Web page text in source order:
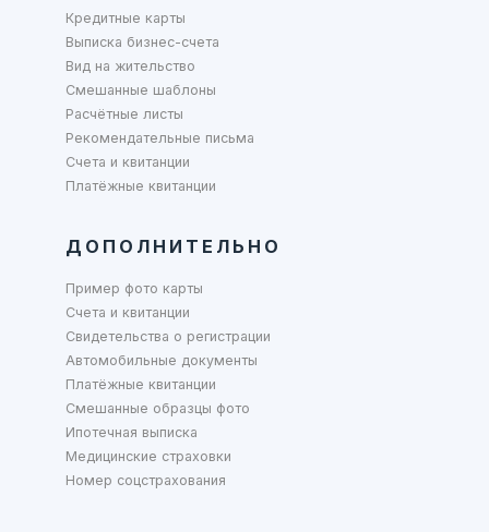
Кредитные карты
Выписка бизнес-счета
Вид на жительство
Смешанные шаблоны
Расчётные листы
Рекомендательные письма
Счета и квитанции
Платёжные квитанции
ДОПОЛНИТЕЛЬНО
Пример фото карты
Счета и квитанции
Свидетельства о регистрации
Автомобильные документы
Платёжные квитанции
Смешанные образцы фото
Ипотечная выписка
Медицинские страховки
Номер соцстрахования